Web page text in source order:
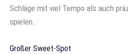
Schläge mit viel Tempo als auch
spielen.
Großer Sweet-Spot